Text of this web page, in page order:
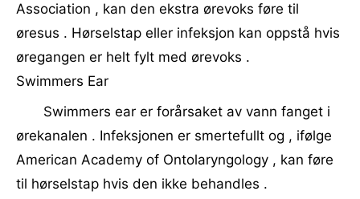
Association , kan den ekstra ørevoks føre til
øresus . Hørselstap eller infeksjon kan oppstå hvis
øregangen er helt fylt med ørevoks .
Swimmers Ear
Swimmers ear er forårsaket av vann fanget i
ørekanalen . Infeksjonen er smertefullt og , ifølge
American Academy of Ontolaryngology , kan føre
til hørselstap hvis den ikke behandles .